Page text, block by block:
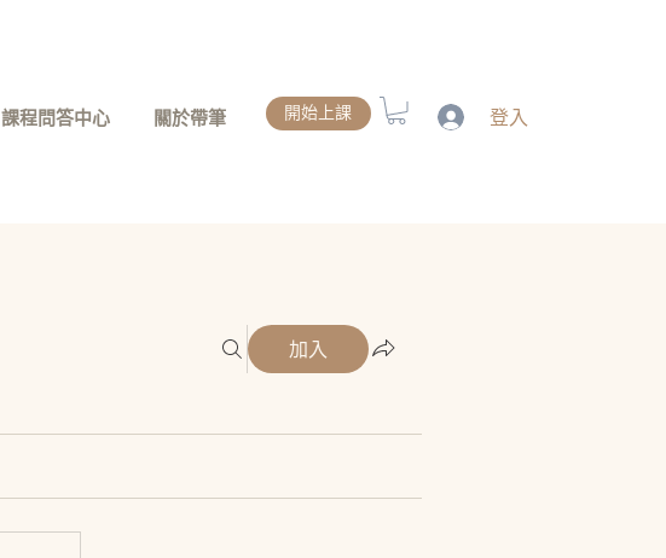
課程問答中心 關於帶筆 開始上課 登入
加入